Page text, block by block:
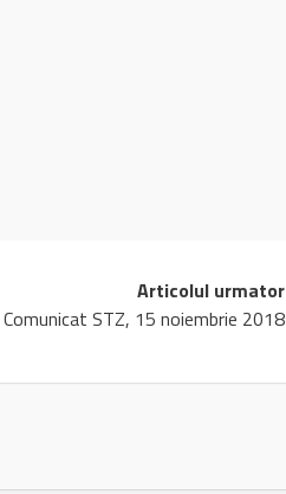
Articolul urmator
Comunicat STZ, 15 noiembrie 2018